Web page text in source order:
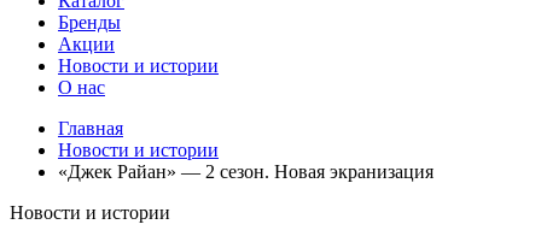
Бренды
Акции
Новости и истории
О нас
Главная
Новости и истории
«Джек Райан» — 2 сезон. Новая экранизация
Новости и истории